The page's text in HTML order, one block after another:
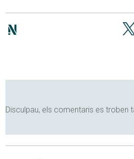
Disculpau, els comentaris es troben